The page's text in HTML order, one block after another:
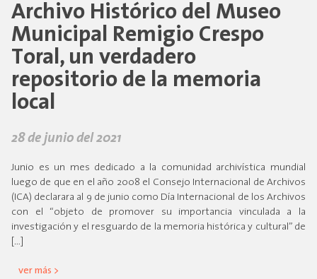
Archivo Histórico del Museo
Municipal Remigio Crespo
Toral, un verdadero
repositorio de la memoria
local
28 de junio del 2021
Junio es un mes dedicado a la comunidad archivística mundial
luego de que en el año 2008 el Consejo Internacional de Archivos
(ICA) declarara al 9 de junio como Día Internacional de los Archivos
con el “objeto de promover su importancia vinculada a la
investigación y el resguardo de la memoria histórica y cultural” de
[…]
ver más >